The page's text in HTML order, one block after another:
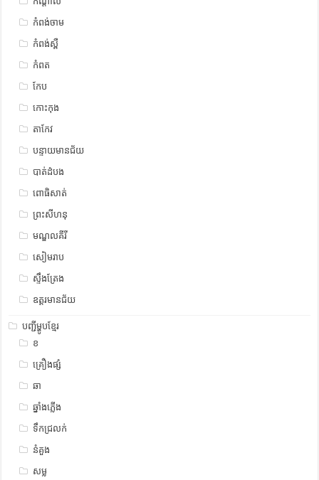
កំពង់ចាម
កំពង់ស្ពឺ
កំពត
កែប
កោះកុង
តាកែវ
បន្ទាយមានជ័យ
បាត់ដំបង
ពោធិសាត់
ព្រះសីហនុ
មណ្ឌលគីរី
សៀមរាប
ស្ទឹង​​ត្រែង
ឧត្ដរមានជ័យ
បញ្ជីម្ហូបខ្មែរ
ខ
គ្រឿងផ្សំ
ឆា
ឆ្នាំងភ្លើង
ទឹកជ្រលក់
នំគួង
សម្ល